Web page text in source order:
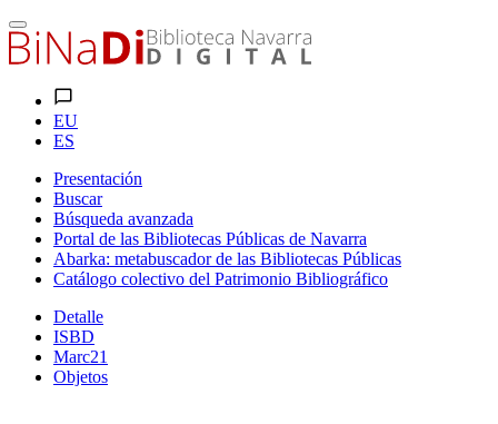
EU
ES
Presentación
Buscar
Búsqueda avanzada
Portal de las Bibliotecas Públicas de Navarra
Abarka: metabuscador de las Bibliotecas Públicas
Catálogo colectivo del Patrimonio Bibliográfico
Detalle
ISBD
Marc21
Objetos